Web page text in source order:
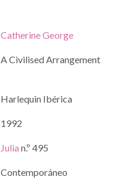
Catherine George
A Civilised Arrangement
Harlequin Ibérica
1992
Julia n.º 495
Contemporáneo